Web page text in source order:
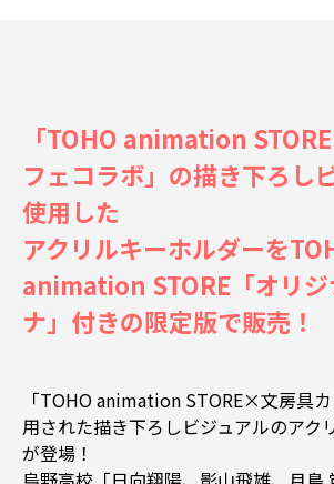
「TOHO animation
フェコラボ」の描き下ろし
使用した
アクリルキーホルダーを
animation STORE「オリジ
ナ」付きの限定版で販売！
「TOHO animation STORE×文房具
用された描き下ろしビジュアルのアク
が登場！